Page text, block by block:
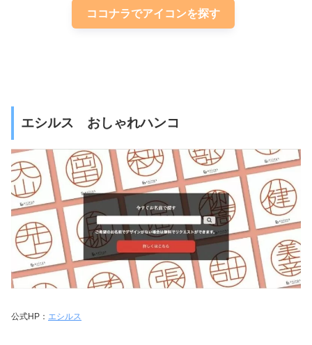
ココナラでアイコンを探す
エシルス おしゃれハンコ
公式HP： エシルス